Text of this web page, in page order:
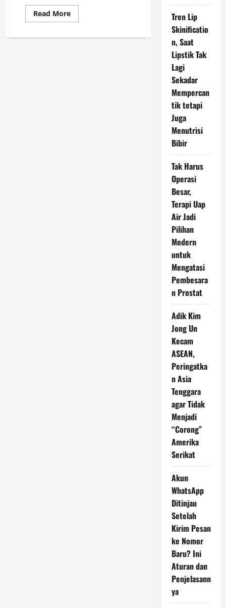
Read MoreRead
more
Tetapkan
Tren Lip
Skinificatio
n, Saat
Lipstik Tak
Lagi
Sekadar
Mempercan
tik tetapi
Juga
Menutrisi
Bibir
Tak Harus
Operasi
Besar,
Terapi Uap
Air Jadi
Pilihan
Modern
untuk
Mengatasi
Pembesara
n Prostat
Adik Kim
Jong Un
Kecam
ASEAN,
Peringatka
n Asia
Tenggara
agar Tidak
Menjadi
“Corong”
Amerika
Serikat
Akun
WhatsApp
Ditinjau
Setelah
Kirim Pesan
ke Nomor
Baru? Ini
Aturan dan
Penjelasann
ya